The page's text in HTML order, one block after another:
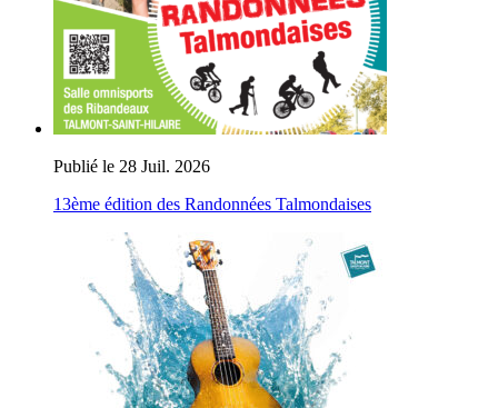
Publié le 28 Juil. 2026
13ème édition des Randonnées Talmondaises